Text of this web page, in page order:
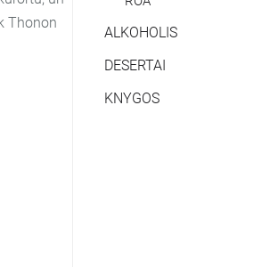
ALKOHOLIS
DESERTAI
KNYGOS
Thonon